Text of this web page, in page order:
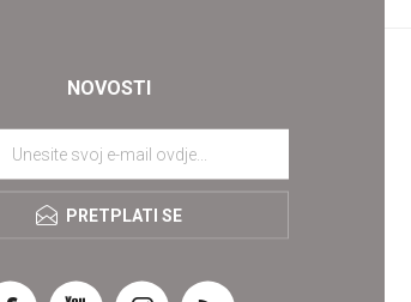
NOVOSTI
PRETPLATI SE